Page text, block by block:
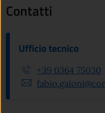
Contatti
Ufficio tecnico
+39 0364 75030